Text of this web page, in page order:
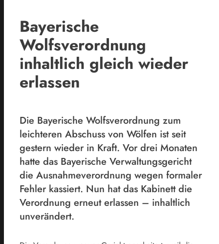
Bayerische
Wolfsverordnung
inhaltlich gleich wieder
erlassen
Die Bayerische Wolfsverordnung zum
leichteren Abschuss von Wölfen ist seit
gestern wieder in Kraft. Vor drei Monaten
hatte das Bayerische Verwaltungsgericht
die Ausnahmeverordnung wegen formaler
Fehler kassiert. Nun hat das Kabinett die
Verordnung erneut erlassen – inhaltlich
unverändert.